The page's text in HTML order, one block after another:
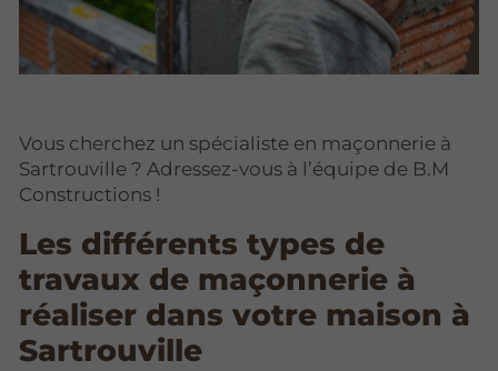
Vous cherchez un spécialiste en maçonnerie à
Sartrouville ? Adressez-vous à l’équipe de B.M
Constructions !
Les différents types de
travaux de maçonnerie à
réaliser dans votre maison à
Sartrouville